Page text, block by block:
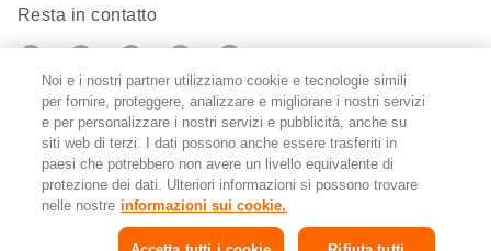
Resta in contatto
https://twitter.com/migros?
https://www.youtube.com/user/
PinterestInstagram
Impostazioni cookie
FR IT
Noi e i nostri partner utilizziamo cookie e tecnologie simili
per fornire, proteggere, analizzare e migliorare i nostri servizi
e per personalizzare i nostri servizi e pubblicità, anche su
siti web di terzi. I dati possono anche essere trasferiti in
paesi che potrebbero non avere un livello equivalente di
protezione dei dati. Ulteriori informazioni si possono trovare
nelle nostre informazioni sui cookie.